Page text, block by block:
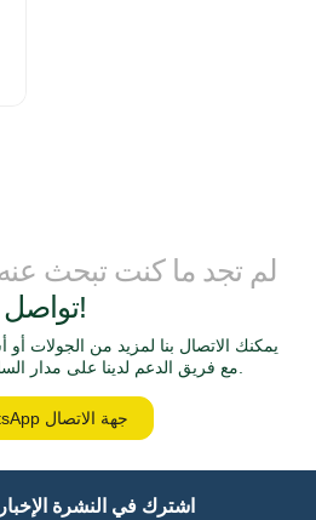
لم تجد ما كنت تبحث
تواصل!
يمكنك الاتصال بنا لمزيد من الجولات
WhatsApp جهة الاتصال
اشترك في النشرة